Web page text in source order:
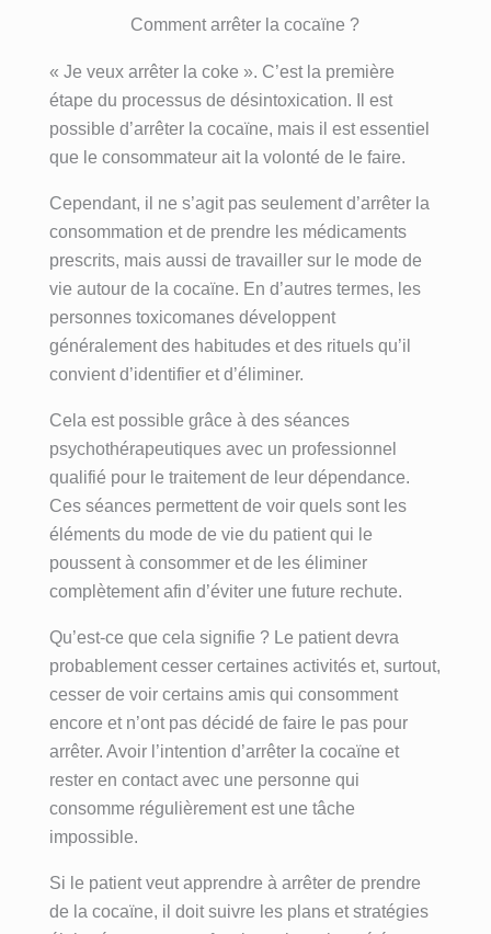
Comment arrêter la cocaïne ?
« Je veux arrêter la coke ». C’est la première
étape du processus de désintoxication. Il est
possible d’arrêter la cocaïne, mais il est essentiel
que le consommateur ait la volonté de le faire.
Cependant, il ne s’agit pas seulement d’arrêter la
consommation et de prendre les médicaments
prescrits, mais aussi de travailler sur le mode de
vie autour de la cocaïne. En d’autres termes, les
personnes toxicomanes développent
généralement des habitudes et des rituels qu’il
convient d’identifier et d’éliminer.
Cela est possible grâce à des séances
psychothérapeutiques avec un professionnel
qualifié pour le traitement de leur dépendance.
Ces séances permettent de voir quels sont les
éléments du mode de vie du patient qui le
poussent à consommer et de les éliminer
complètement afin d’éviter une future rechute.
Qu’est-ce que cela signifie ? Le patient devra
probablement cesser certaines activités et, surtout,
cesser de voir certains amis qui consomment
encore et n’ont pas décidé de faire le pas pour
arrêter. Avoir l’intention d’arrêter la cocaïne et
rester en contact avec une personne qui
consomme régulièrement est une tâche
impossible.
Si le patient veut apprendre à arrêter de prendre
de la cocaïne, il doit suivre les plans et stratégies